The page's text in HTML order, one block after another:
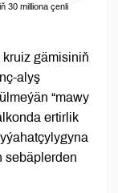
30 milliona çenli
gämisiniň
alyş
“mawy
ertirlik
sebäplerden